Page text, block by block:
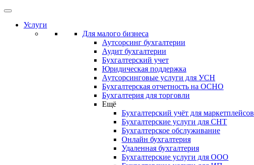
Услуги
Для малого бизнеса
Аутсорсинг бухгалтерии
Аудит бухгалтерии
Бухгалтерский учет
Юридическая поддержка
Аутсорсинговые услуги для УСН
Бухгалтерская отчетность на ОСНО
Бухгалтерия для торговли
Ещё
Бухгалтерский учёт для маркетплейсов
Бухгалтерские услуги для СНТ
Бухгалтерское обслуживание
Онлайн бухгалтерия
Удаленная бухгалтерия
Бухгалтерские услуги для ООО